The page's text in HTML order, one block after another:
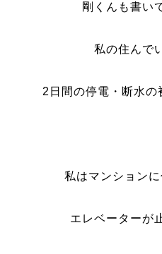
剛くんも書い
私の住んで
2日間の停電・断水
私はマンション
エレベーターが